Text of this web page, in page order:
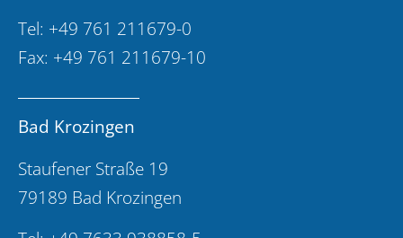
Tel: +49 761 211679-0
Fax: +49 761 211679-10
Bad Krozingen
Staufener Straße 19
79189 Bad Krozingen